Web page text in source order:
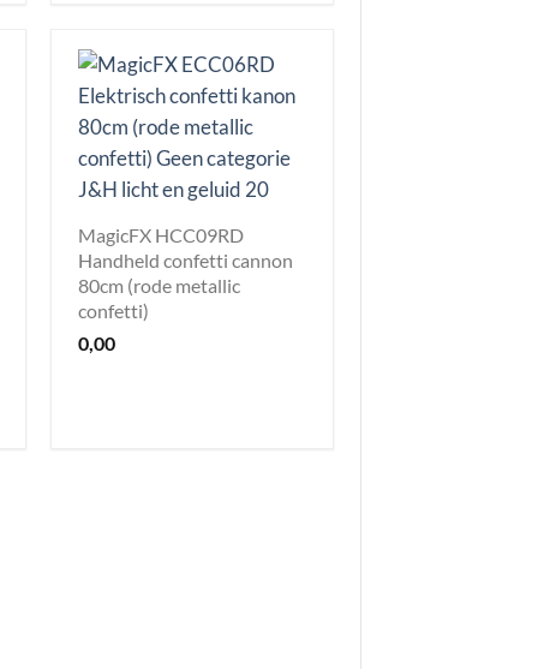
MagicFX HCC09RD
Handheld confetti cannon
80cm (rode metallic
confetti)
0,00